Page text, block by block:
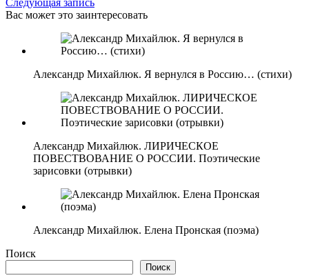
Вас может это заинтересовать
Александр Михайлюк. Я вернулся в Россию… (стихи)
Александр Михайлюк. ЛИРИЧЕСКОЕ
ПОВЕСТВОВАНИЕ О РОССИИ. Поэтические
зарисовки (отрывки)
Александр Михайлюк. Елена Пронская (поэма)
Поиск
Поиск